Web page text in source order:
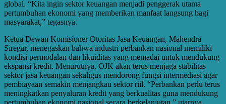
global. “Kita ingin sektor keuangan menjadi penggerak utama
pertumbuhan ekonomi yang memberikan manfaat langsung bagi
masyarakat,” tegasnya.
Ketua Dewan Komisioner Otoritas Jasa Keuangan, Mahendra
Siregar, menegaskan bahwa industri perbankan nasional memiliki
kondisi permodalan dan likuiditas yang memadai untuk mendukung
ekspansi kredit. Menurutnya, OJK akan terus menjaga stabilitas
sektor jasa keuangan sekaligus mendorong fungsi intermediasi agar
pembiayaan semakin menjangkau sektor riil. “Perbankan perlu terus
meningkatkan penyaluran kredit yang berkualitas guna mendukung
pertumbuhan ekonomi nasional secara berkelanjutan,” ujarnya.